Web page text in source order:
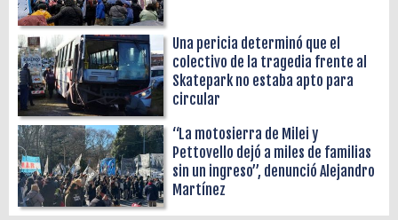
Una pericia determinó que el
colectivo de la tragedia frente al
Skatepark no estaba apto para
circular
“La motosierra de Milei y
Pettovello dejó a miles de familias
sin un ingreso”, denunció Alejandro
Martínez